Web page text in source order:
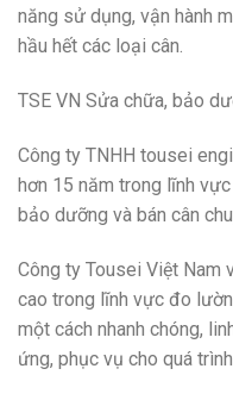
năng sử dụng, vận hành
hầu hết các loại cân.
TSE VN Sửa chữa, bảo
Công ty TNHH tousei
hơn 15 năm trong lĩnh
bảo dưỡng và bán cân
Công ty Tousei Việt Nam
cao trong lĩnh vực đo
một cách nhanh chóng,
ứng, phục vụ cho quá